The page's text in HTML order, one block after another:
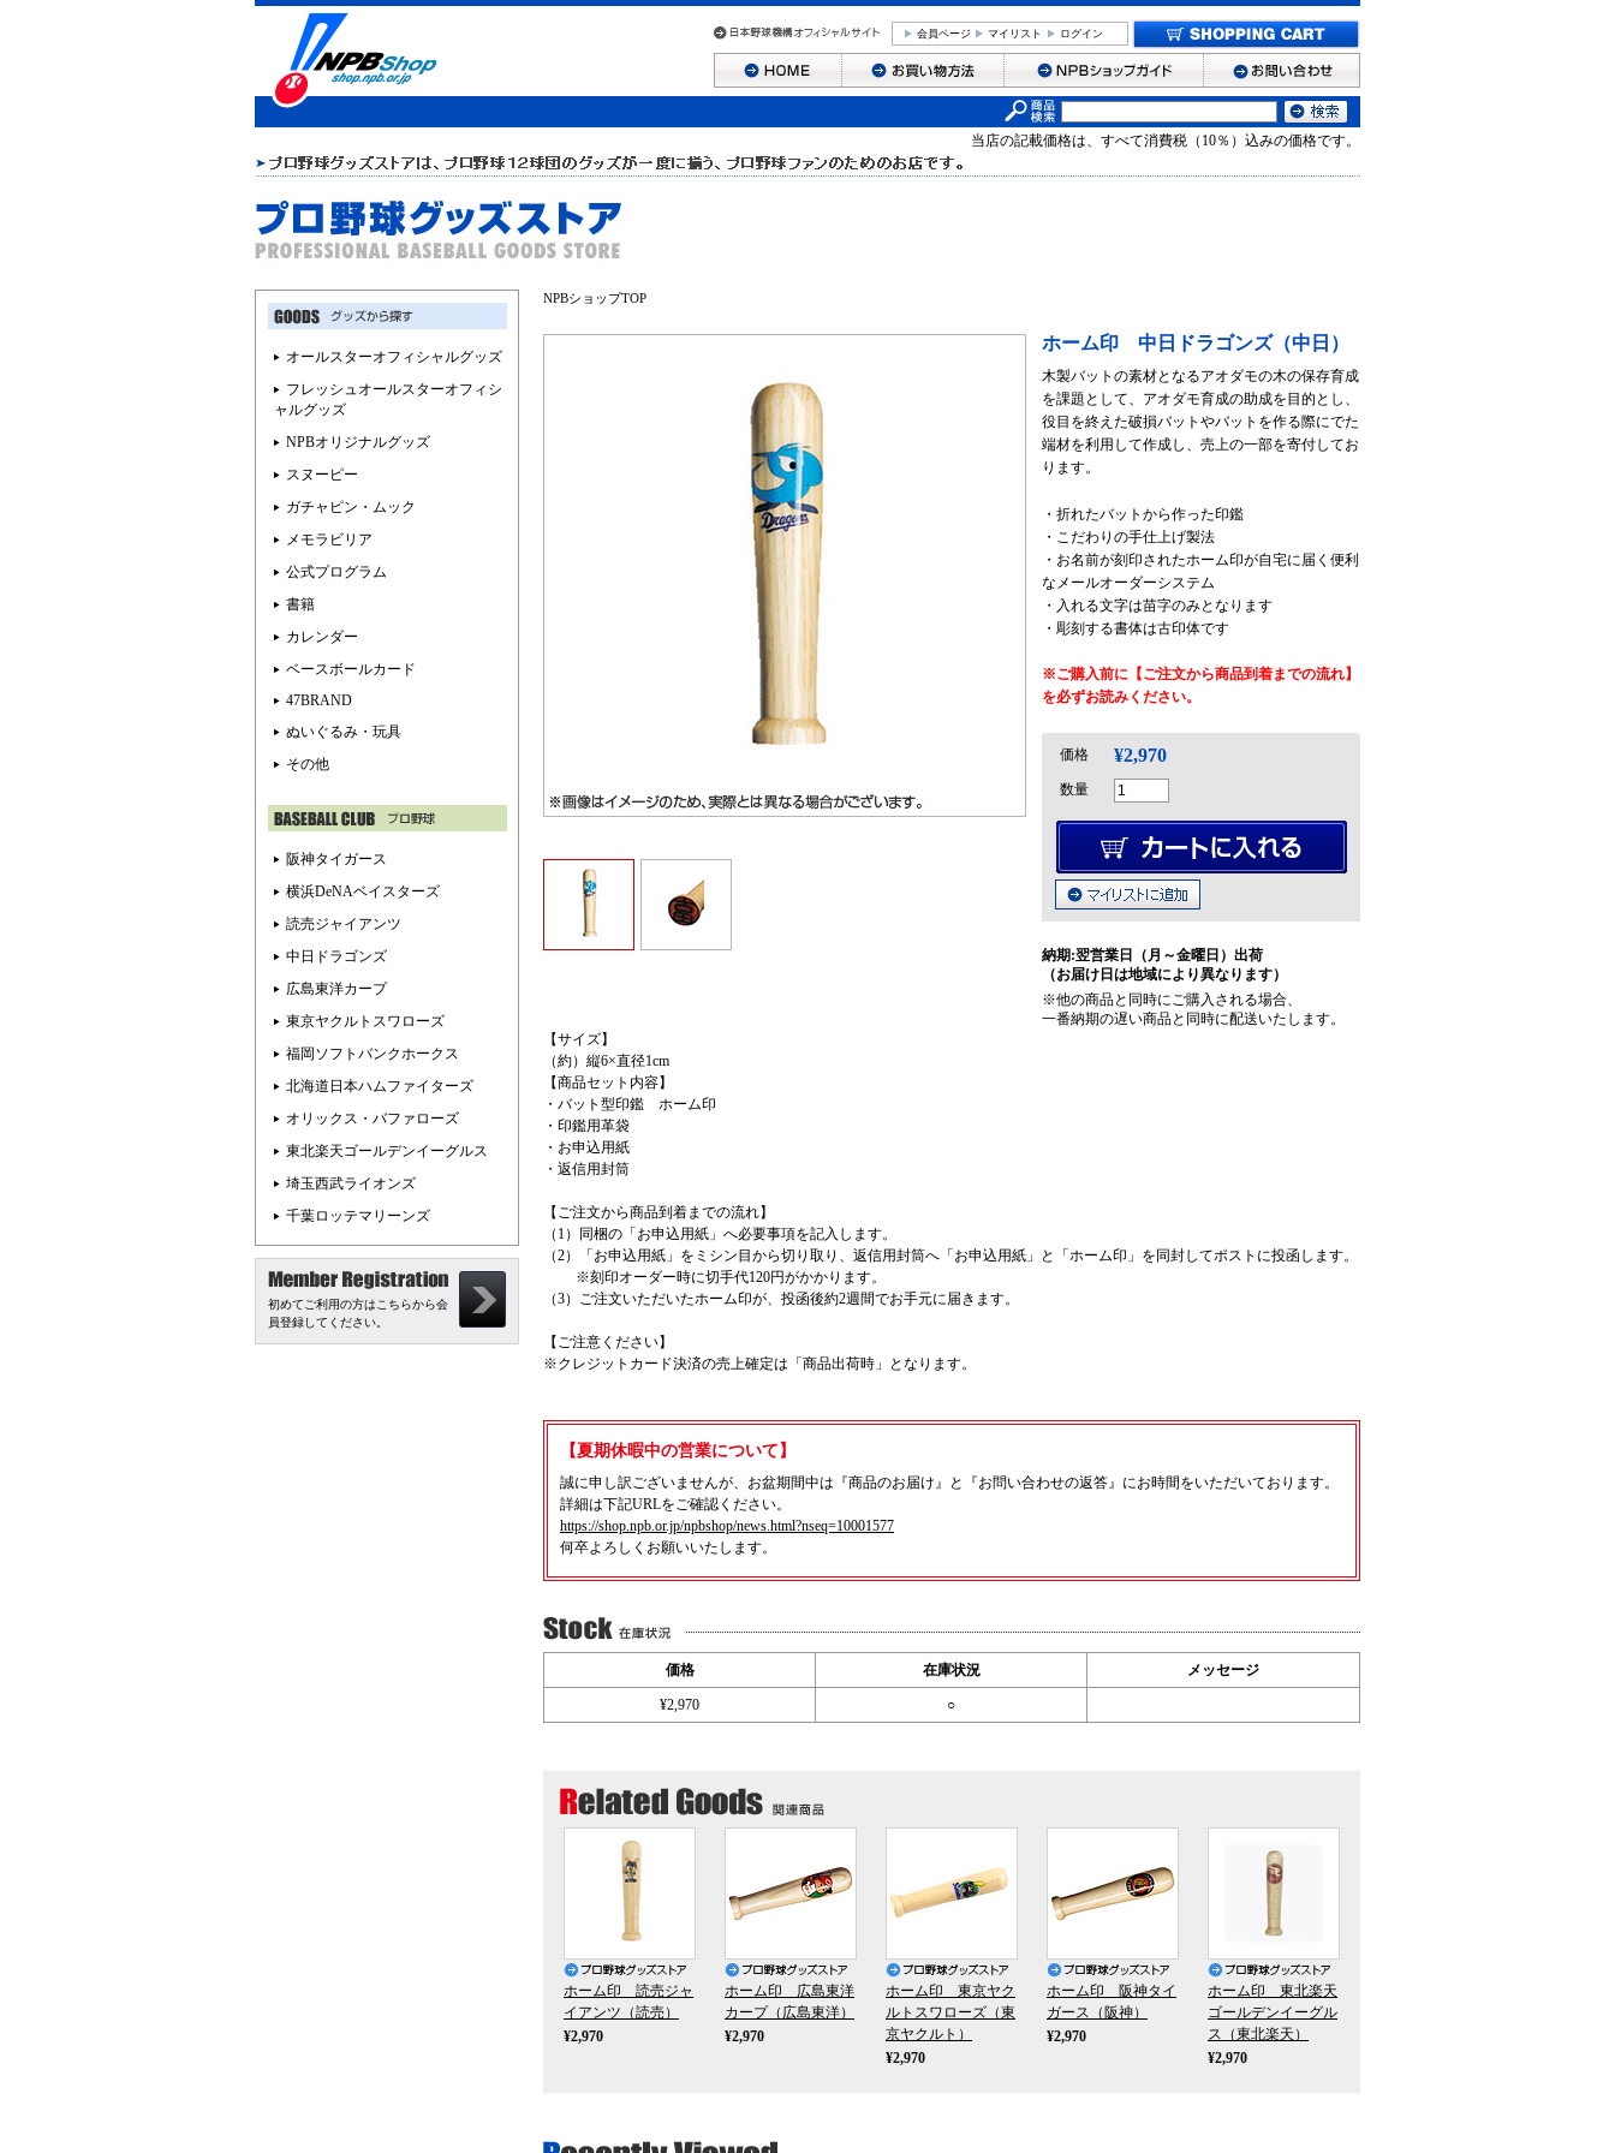
会員ページ マイリスト ログイン
当店の記載価格は、すべて消費税（10％）込みの価格です。
NPBショップTOP
ホーム印 中日ドラゴンズ（中日）
木製バットの素材となるアオダモの木の保存育成
を課題として、アオダモ育成の助成を目的とし、
役目を終えた破損バットやバットを作る際にでた
端材を利用して作成し、売上の一部を寄付してお
ります。
・折れたバットから作った印鑑
・こだわりの手仕上げ製法
・お名前が刻印されたホーム印が自宅に届く便利
なメールオーダーシステム
・入れる文字は苗字のみとなります
・彫刻する書体は古印体です
※ご購入前に【ご注文から商品到着までの流れ】
を必ずお読みください。
価格 ¥2,970
数量
納期:翌営業日（月～金曜日）出荷
（お届け日は地域により異なります）
※他の商品と同時にご購入される場合、
一番納期の遅い商品と同時に配送いたします。
【サイズ】
（約）縦6×直径1cm
【商品セット内容】
・バット型印鑑 ホーム印
・印鑑用革袋
・お申込用紙
・返信用封筒
【ご注文から商品到着までの流れ】
（1）同梱の「お申込用紙」へ必要事項を記入します。
（2）「お申込用紙」をミシン目から切り取り、返信用封筒へ「お申込用紙」と「ホーム印」を同封してポストに投函します。
※刻印オーダー時に切手代120円がかかります。
（3）ご注文いただいたホーム印が、投函後約2週間でお手元に届きます。
【ご注意ください】
※クレジットカード決済の売上確定は「商品出荷時」となります。
【夏期休暇中の営業について】
誠に申し訳ございませんが、お盆期間中は『商品のお届け』と『お問い合わせの返答』にお時間をいただいております。
詳細は下記URLをご確認ください。
https://shop.npb.or.jp/npbshop/news.html?nseq=10001577
何卒よろしくお願いいたします。
価格 在庫状況 メッセージ
¥2,970 ○
ホーム印 読売ジャ
イアンツ（読売）
¥2,970
ホーム印 広島東洋
カープ（広島東洋）
¥2,970
ホーム印 東京ヤク
ルトスワローズ（東
京ヤクルト）
¥2,970
ホーム印 阪神タイ
ガース（阪神）
¥2,970
ホーム印 東北楽天
ゴールデンイーグル
ス（東北楽天）
¥2,970
オールスターオフィシャルグッズ
フレッシュオールスターオフィシ
ャルグッズ
NPBオリジナルグッズ
スヌーピー
ガチャピン・ムック
メモラビリア
公式プログラム
書籍
カレンダー
ベースボールカード
47BRAND
ぬいぐるみ・玩具
その他
阪神タイガース
横浜DeNAベイスターズ
読売ジャイアンツ
中日ドラゴンズ
広島東洋カープ
東京ヤクルトスワローズ
福岡ソフトバンクホークス
北海道日本ハムファイターズ
オリックス・バファローズ
東北楽天ゴールデンイーグルス
埼玉西武ライオンズ
千葉ロッテマリーンズ
初めてご利用の方はこちらから会
員登録してください。